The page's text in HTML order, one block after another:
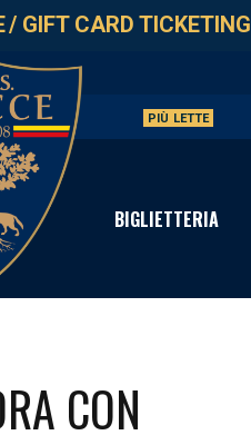
/ GIFT CARD TICKETING
PIÙ LETTE
BIGLIETTERIA
CON